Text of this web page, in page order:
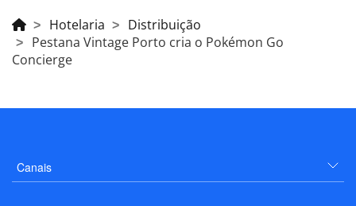
Hotelaria
Distribuição
Pestana Vintage Porto cria o Pokémon Go
Concierge
Canais